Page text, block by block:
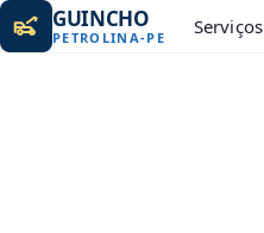
GUINCHO
PETROLINA-PE Serviços